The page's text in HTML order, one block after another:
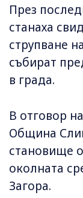
През
станаха
струпване
събират
в града.
В отговор
Община
становище
околната
Загора.